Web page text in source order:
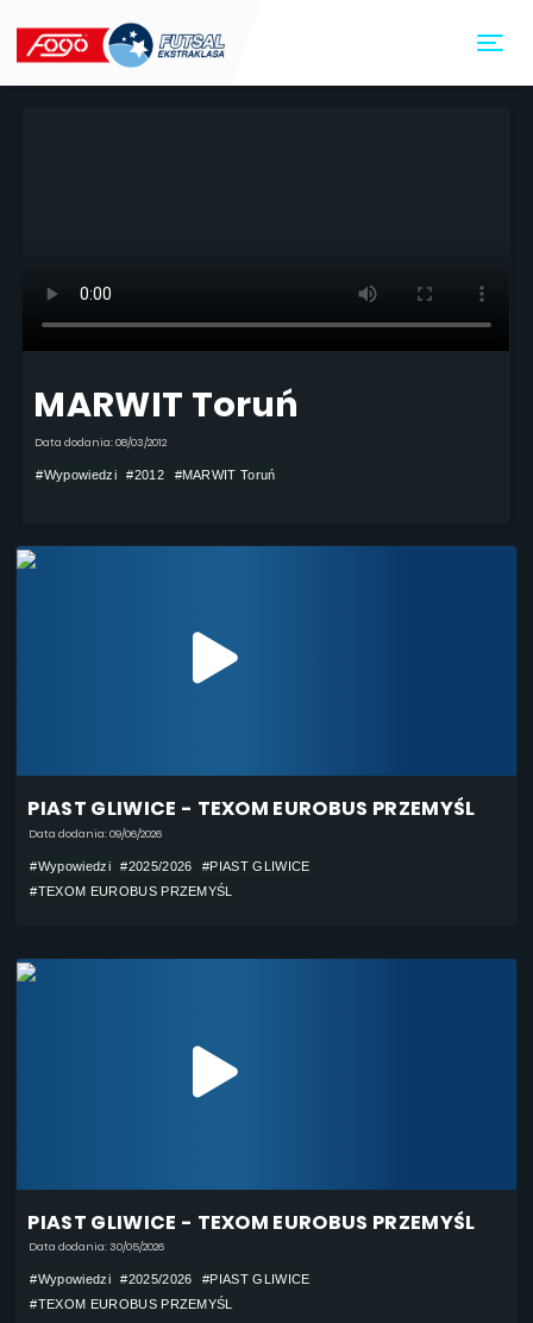
MARWIT Toruń
Data dodania: 08/03/2012
#Wypowiedzi #2012 #MARWIT Toruń
PIAST GLIWICE - TEXOM EUROBUS PRZEMYŚL
Data dodania: 09/06/2026
#Wypowiedzi #2025/2026
#PIAST GLIWICE
#TEXOM EUROBUS PRZEMYŚL
PIAST GLIWICE - TEXOM EUROBUS PRZEMYŚL
Data dodania: 30/05/2026
#Wypowiedzi #2025/2026
#PIAST GLIWICE
#TEXOM EUROBUS PRZEMYŚL